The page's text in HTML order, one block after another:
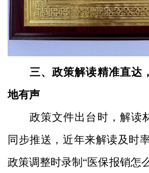
三、政策解读精准直达
地有声
政策文件出台时，解读
同步推送，近年来解读及时
政策调整时录制“医保报销怎